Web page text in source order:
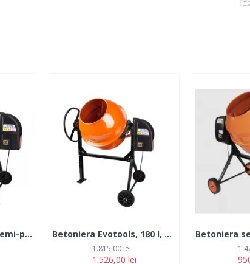
Betoniera Evotools semi-profesionala, 800 W, 200l, 32 RPM, corona fonta Betoniera Evotools, 180 l, 800W
1.526,00 lei
1.815,00 lei